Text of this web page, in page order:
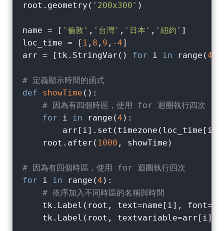
root.geometry( '200x300' )
name = [ '倫敦' , '台灣' , '日本' , '紐約'
loc_time = [ 1 , 8 , 9 , -4
arr = [tk.StringVar() for i in range(4
# 定義顯示時間的函式
def
showTime ():
# 因為有四個時區，使用 for 迴圈執行四次
for i in range(4 ):
    root.after(
1000 ,
# 因為有四個時區，使用 for 迴圈執行四次
for i in range(4 ):
# 依序加入不同時區的名稱與時間
    tk.Label(root, text=name[i], font=(
tk.Label(root, textvariable=arr[i],